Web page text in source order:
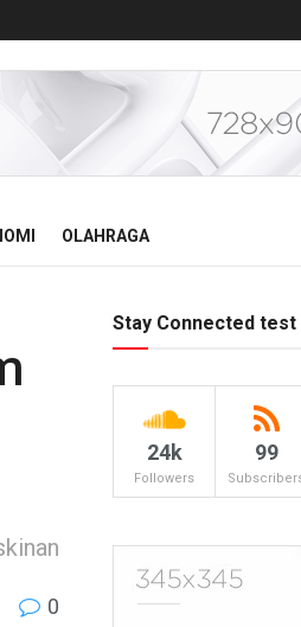
OLAHRAGA
0
Stay Connected test
24k
Followers
99